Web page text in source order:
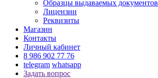
Образцы выдаваемых документов
Лицензии
Реквизиты
Магазин
Контакты
Личный кабинет
8 986 902 77 76
telegram whatsapp
Задать вопрос